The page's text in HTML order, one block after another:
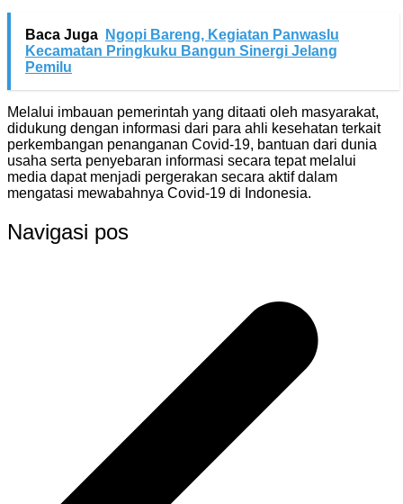
Baca Juga
Ngopi Bareng, Kegiatan Panwaslu
Kecamatan Pringkuku Bangun Sinergi Jelang
Pemilu
Melalui imbauan pemerintah yang ditaati oleh masyarakat,
didukung dengan informasi dari para ahli kesehatan terkait
perkembangan penanganan Covid-19, bantuan dari dunia
usaha serta penyebaran informasi secara tepat melalui
media dapat menjadi pergerakan secara aktif dalam
mengatasi mewabahnya Covid-19 di Indonesia.
Navigasi pos